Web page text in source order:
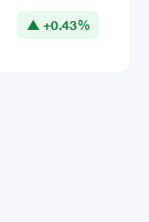
▲ +0.43%